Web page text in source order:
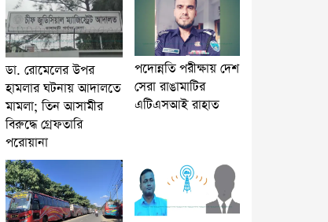
ডা. রোমেলের উপর
হামলার ঘটনায় আদালতে
মামলা; তিন আসামীর
বিরুদ্ধে গ্রেফতারি
পরোয়ানা
পদোন্নতি পরীক্ষায় দেশ
সেরা রাঙামাটির
এটিএসআই রাহাত